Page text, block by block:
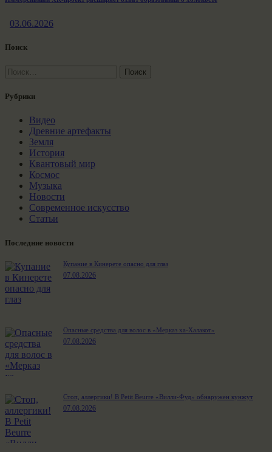
03.06.2026
Поиск
Найти:
Рубрики
Видео
Древние артефакты
Земля
История
Квантовый мир
Космос
Музыка
Новости
Современное искусство
Статьи
Последние новости
Купание в Кинерете опасно для глаз
07.08.2026
Опасные средства для волос в «Мерказ ха-Халакот»
07.08.2026
Стоп, аллергики! В Petit Beurre «Вилли-Фуд» обнаружен кунжут
07.08.2026